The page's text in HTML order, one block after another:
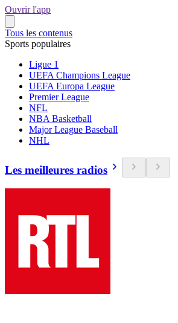
Ouvrir l'app
Tous les contenus
Sports populaires
Ligue 1
UEFA Champions League
UEFA Europa League
Premier League
NFL
NBA Basketball
Major League Baseball
NHL
Les meilleures radios